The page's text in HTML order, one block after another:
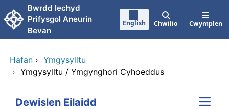
Neidio i'r prif gynnwy
Bwrdd Iechyd
Prifysgol Aneurin
Bevan
English Chwilio Cwymplen
Hafan › Ymgysylltu
› Ymgysylltu / Ymgynghori Cyhoeddus
Dewislen Eilaidd